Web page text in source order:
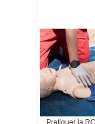
Pratiquer la